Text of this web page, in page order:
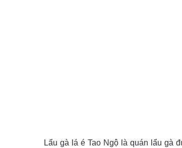
Lẩu gà lá é Tao Ngộ là quán lẩu gà